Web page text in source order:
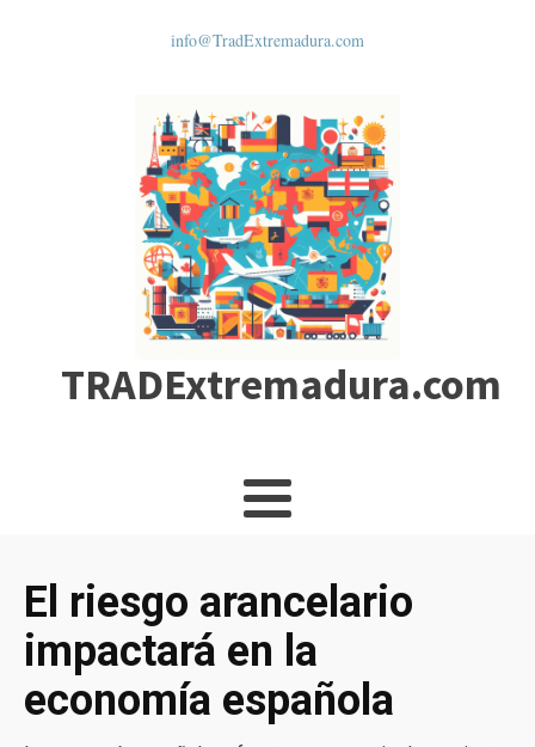
info@TradExtremadura.com
TRADExtremadura.com
El riesgo arancelario
impactará en la
economía española